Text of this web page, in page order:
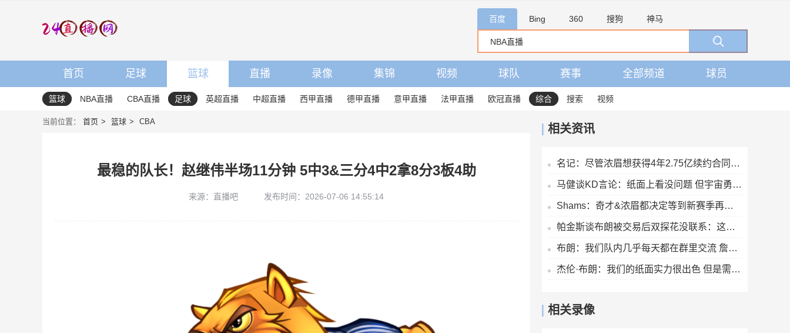
百度 Bing 360 搜狗 神马
首页 足球 篮球 直播 录像 集锦 视频 球队 赛事 全部频道 球员
篮球 NBA直播 CBA直播 足球 英超直播 中超直播 西甲直播 德甲直播 意甲直播 法甲直播 欧冠直播 综合 搜索 视频
当前位置： 首页 篮球 CBA
最稳的队长！赵继伟半场11分钟 5中3&三分4中2拿8分3板4助
来源：直播吧 发布时间：2026-07-06 14:55:14
相关资讯
名记：尽管浓眉想获得4年2.75亿续约合同 但奇才不会开出此报价
马健谈KD言论：纸面上看没问题 但宇宙勇综合实力高目前76人一档
Shams：奇才&浓眉都决定等到新赛季再商讨续约 或在开季20场左右
帕金斯谈布朗被交易后双探花没联系：这有啥惊讶？他们场外没私交
布朗：我们队内几乎每天都在群里交流 詹姆斯在群聊里很活跃
杰伦·布朗：我们的纸面实力很出色 但是需要磨合才能兑现天赋
相关录像